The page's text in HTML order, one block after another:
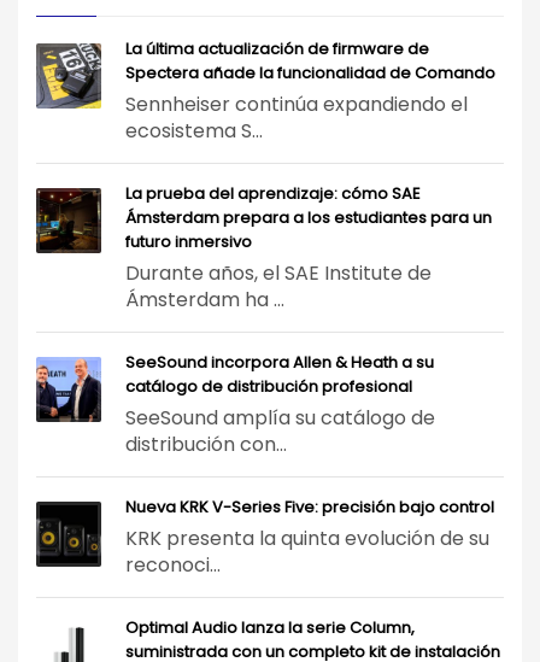
La última actualización de firmware de
Spectera añade la funcionalidad de Comando
Sennheiser continúa expandiendo el
ecosistema S...
La prueba del aprendizaje: cómo SAE
Ámsterdam prepara a los estudiantes para un
futuro inmersivo
Durante años, el SAE Institute de
Ámsterdam ha ...
SeeSound incorpora Allen & Heath a su
catálogo de distribución profesional
SeeSound amplía su catálogo de
distribución con...
Nueva KRK V-Series Five: precisión bajo control
KRK presenta la quinta evolución de su
reconoci...
Optimal Audio lanza la serie Column,
suministrada con un completo kit de instalación